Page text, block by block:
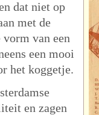
dat niet op
met de
van een
een mooi
het koggetje.
en zagen